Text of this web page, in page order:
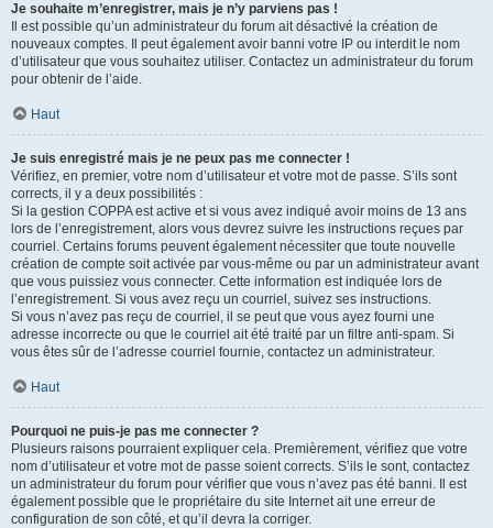
Je souhaite m’enregistrer, mais je n’y parviens pas !
Il est possible qu’un administrateur du forum ait désactivé la création de
nouveaux comptes. Il peut également avoir banni votre IP ou interdit le nom
d’utilisateur que vous souhaitez utiliser. Contactez un administrateur du forum
pour obtenir de l’aide.
Haut
Je suis enregistré mais je ne peux pas me connecter !
Vérifiez, en premier, votre nom d’utilisateur et votre mot de passe. S’ils sont
corrects, il y a deux possibilités :
Si la gestion COPPA est active et si vous avez indiqué avoir moins de 13 ans
lors de l’enregistrement, alors vous devrez suivre les instructions reçues par
courriel. Certains forums peuvent également nécessiter que toute nouvelle
création de compte soit activée par vous-même ou par un administrateur avant
que vous puissiez vous connecter. Cette information est indiquée lors de
l’enregistrement. Si vous avez reçu un courriel, suivez ses instructions.
Si vous n’avez pas reçu de courriel, il se peut que vous ayez fourni une
adresse incorrecte ou que le courriel ait été traité par un filtre anti-spam. Si
vous êtes sûr de l’adresse courriel fournie, contactez un administrateur.
Haut
Pourquoi ne puis-je pas me connecter ?
Plusieurs raisons pourraient expliquer cela. Premièrement, vérifiez que votre
nom d’utilisateur et votre mot de passe soient corrects. S’ils le sont, contactez
un administrateur du forum pour vérifier que vous n’avez pas été banni. Il est
également possible que le propriétaire du site Internet ait une erreur de
configuration de son côté, et qu’il devra la corriger.